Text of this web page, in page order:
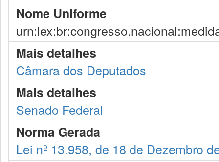
Nome Uniforme
Mais detalhes
Câmara dos Deputados
Mais detalhes
Senado Federal
Norma Gerada
Lei nº 13.958, de 18 de Dezembro